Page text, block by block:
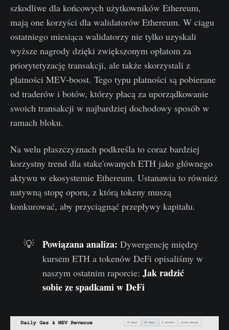
szkodliwe dla końcowych użytkowników Ethereum,
mają one korzyści dla walidatorów Ethereum. W ciągu
ostatniego miesiąca walidatorzy nie tylko uzyskali
wyższe nagrody dzięki zwiększonym opłatom za
priorytetyzację transakcji, ale także skorzystali z
płatności MEV-boost. Tego typu płatności są pobierane
od traderów i botów, którzy płacą za uporządkowanie
swoich transakcji w najbardziej dochodowy sposób w
ramach bloku.
Na welu płaszczyznach podkreśla to coraz bardziej
korzystny trend dla stake'owanych ETH jako głównego
aktywu w ekosystemie Ethereum. Ustanawia to również
natywną stopę oporu, z którą tokeny muszą
konkurować, aby przyciągnąć przepływy kapitału.
💡 Powiązana analiza: Dywergencję między
kursem ETH a tokenów DeFi opisaliśmy w
naszym ostatnim raporcie:Jak radzić
sobie ze spadkami w DeFi